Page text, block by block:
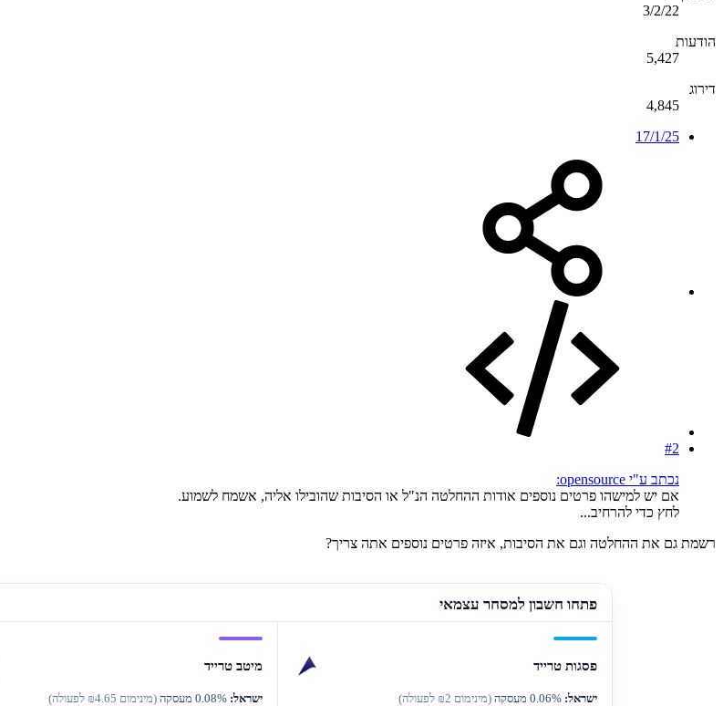
3/2/22
הודעות
5,427
דירוג
4,845
17/1/25
#2
נכתב ע"י opensource:
אם יש למישהו פרטים נוספים אודות ההחלטה הנ"ל או הסיבות שהובילו אליה, אשמח לשמוע.
לחץ כדי להרחיב...
רשמת גם את ההחלטה וגם את הסיבות, איזה פרטים נוספים אתה צריך?
פתחו חשבון למסחר עצמאי
פסגות טרייד
ישראל: (מינימום ₪2 לפעולה)
מיטב טרייד
ישראל: (מינימום ₪4.65 לפעולה)